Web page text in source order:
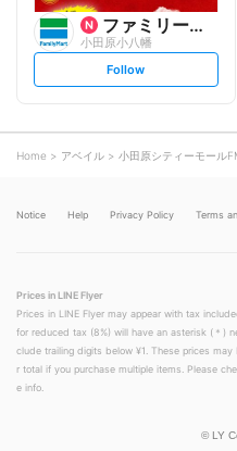
ファミリーマート
小田原小八幡
s
t
o
w
Follow
Home アベイル 小田原シティーモール
Notice Help Privacy Policy Terms
Prices in LINE Flyer
Prices in LINE Flyer may appear with tax
for reduced tax (8%) will have an asterisk (＊)
clude trailing digits below ¥1. These prices
r total if you purchase multiple items. Please
e info.
© LY